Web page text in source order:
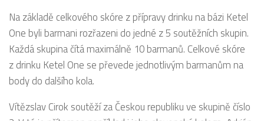
Na základě celkového skóre z přípravy drinku na bázi Ketel
One byli barmani rozřazeni do jedné z 5 soutěžních skupin.
Každá skupina čítá maximálně 10 barmanů. Celkové skóre
z drinku Ketel One se převede jednotlivým barmanům na
body do dalšího kola.
Vítězslav Cirok soutěží za Českou republiku ve skupině číslo